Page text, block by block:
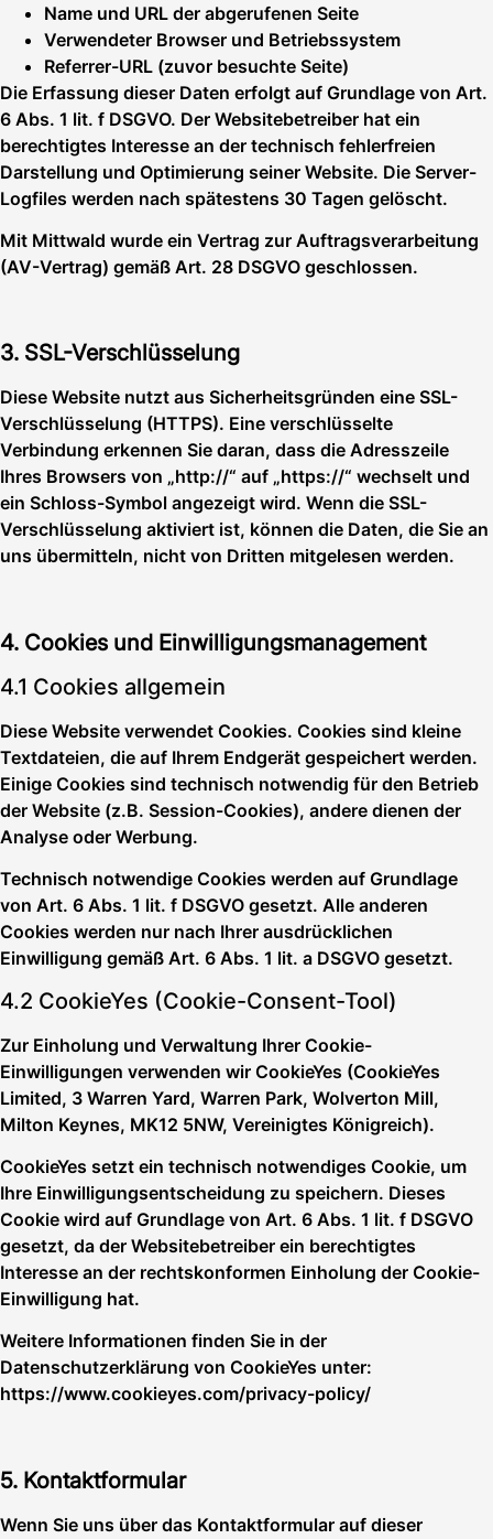
Name und URL der abgerufenen Seite
Verwendeter Browser und Betriebssystem
Referrer-URL (zuvor besuchte Seite)
Die Erfassung dieser Daten erfolgt auf Grundlage von Art.
6 Abs. 1 lit. f DSGVO. Der Websitebetreiber hat ein
berechtigtes Interesse an der technisch fehlerfreien
Darstellung und Optimierung seiner Website. Die Server-
Logfiles werden nach spätestens 30 Tagen gelöscht.
Mit Mittwald wurde ein Vertrag zur Auftragsverarbeitung
(AV-Vertrag) gemäß Art. 28 DSGVO geschlossen.
3. SSL-Verschlüsselung
Diese Website nutzt aus Sicherheitsgründen eine SSL-
Verschlüsselung (HTTPS). Eine verschlüsselte
Verbindung erkennen Sie daran, dass die Adresszeile
Ihres Browsers von „http://“ auf „https://“ wechselt und
ein Schloss-Symbol angezeigt wird. Wenn die SSL-
Verschlüsselung aktiviert ist, können die Daten, die Sie an
uns übermitteln, nicht von Dritten mitgelesen werden.
4. Cookies und Einwilligungsmanagement
4.1 Cookies allgemein
Diese Website verwendet Cookies. Cookies sind kleine
Textdateien, die auf Ihrem Endgerät gespeichert werden.
Einige Cookies sind technisch notwendig für den Betrieb
der Website (z.B. Session-Cookies), andere dienen der
Analyse oder Werbung.
Technisch notwendige Cookies werden auf Grundlage
von Art. 6 Abs. 1 lit. f DSGVO gesetzt. Alle anderen
Cookies werden nur nach Ihrer ausdrücklichen
Einwilligung gemäß Art. 6 Abs. 1 lit. a DSGVO gesetzt.
4.2 CookieYes (Cookie-Consent-Tool)
Zur Einholung und Verwaltung Ihrer Cookie-
Einwilligungen verwenden wir CookieYes (CookieYes
Limited, 3 Warren Yard, Warren Park, Wolverton Mill,
Milton Keynes, MK12 5NW, Vereinigtes Königreich).
CookieYes setzt ein technisch notwendiges Cookie, um
Ihre Einwilligungsentscheidung zu speichern. Dieses
Cookie wird auf Grundlage von Art. 6 Abs. 1 lit. f DSGVO
gesetzt, da der Websitebetreiber ein berechtigtes
Interesse an der rechtskonformen Einholung der Cookie-
Einwilligung hat.
Weitere Informationen finden Sie in der
Datenschutzerklärung von CookieYes unter:
https://www.cookieyes.com/privacy-policy/
5. Kontaktformular
Wenn Sie uns über das Kontaktformular auf dieser